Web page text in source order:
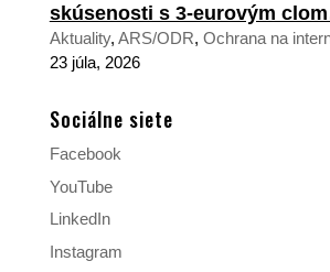
skúsenosti s 3-eurovým
Aktuality, ARS/ODR, Ochrana na
23 júla, 2026
Sociálne siete
Facebook
YouTube
LinkedIn
Instagram